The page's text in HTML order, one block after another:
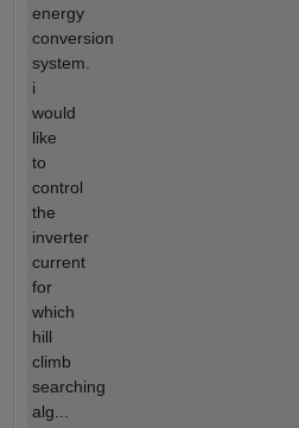
energy
conversion
system.
i
would
like
to
control
the
inverter
current
for
which
hill
climb
searching
alg...